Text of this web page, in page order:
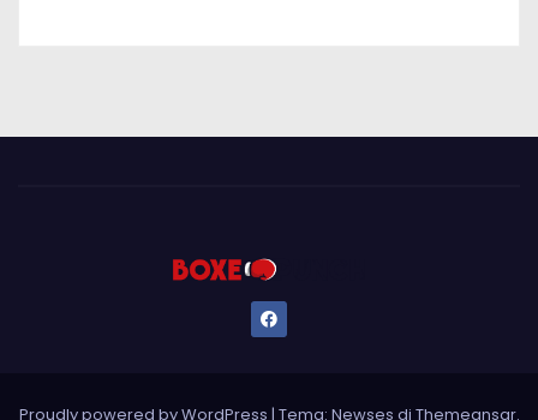
Proudly powered by WordPress | Tema: Newses di Themeansar.